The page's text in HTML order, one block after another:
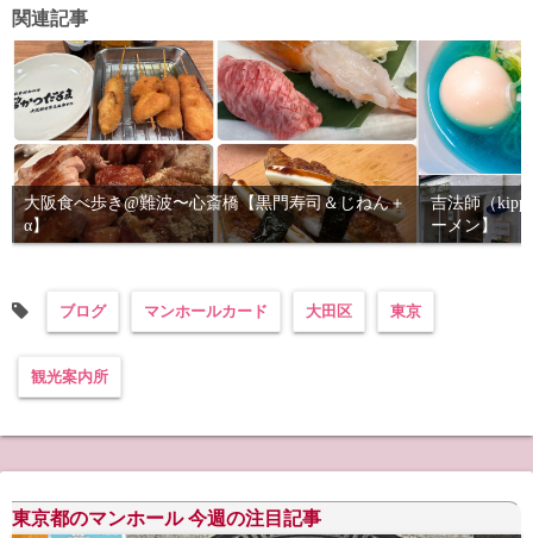
関連記事
大阪食べ歩き@難波〜心斎橋【黒門寿司＆じねん＋
α】
吉法師（
ーメン】
ブログ マンホールカード 大田区 東京
観光案内所
東京都のマンホール 今週の注目記事